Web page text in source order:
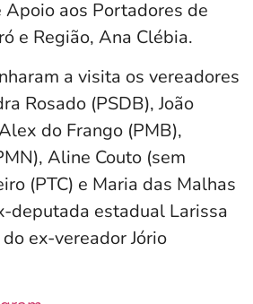
Apoio aos Portadores de
e Região, Ana Clébia.
a visita os vereadores
Rosado (PSDB), João
do Frango (PMB),
Aline Couto (sem
(PTC) e Maria das Malhas
deputada estadual Larissa
ex-vereador Jório